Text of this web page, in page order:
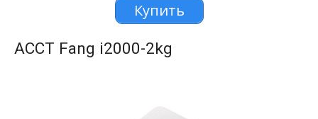
Купить
ACCT Fang i2000-2kg